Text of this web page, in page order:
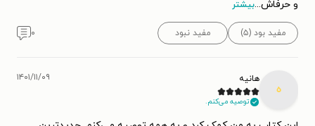
و حرفاش...بیشتر
مفید بود (۵) مفید نبود ۰
ه
هانیه
توصیه می‌کنم.
۱۴۰۱/۱۱/۰۹